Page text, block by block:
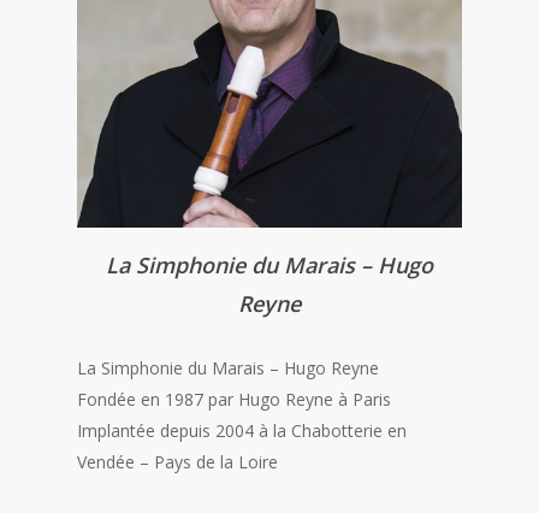
La Simphonie du Marais – Hugo
Reyne
La Simphonie du Marais – Hugo Reyne
Fondée en 1987 par Hugo Reyne à Paris
Implantée depuis 2004 à la Chabotterie en
Vendée – Pays de la Loire